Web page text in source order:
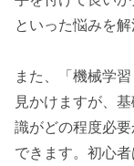
といった悩みを解
また、「機械学
見かけますが、
識がどの程度必
できます。初心